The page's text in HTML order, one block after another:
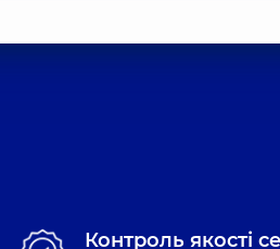
Контроль якості